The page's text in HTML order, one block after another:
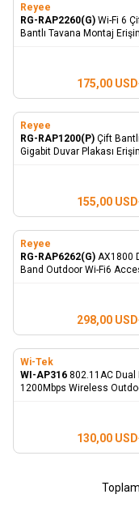
Reyee
RG-RAP2260(G) Wi-Fi 6
Bantlı Tavana Montaj
175,00
Reyee
RG-RAP1200(P) Çift Bantlı
Gigabit Duvar Plakası
155,00
Reyee
RG-RAP6262(G) AX1800
Band Outdoor Wi-Fi6
298,00
Wi-Tek
WI-AP316 802.11AC Dual
1200Mbps Wireless
130,00
Toplam